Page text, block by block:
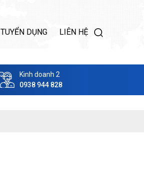
TUYỂN DỤNG LIÊN HỆ
Kinh doanh 2
0938 944 828